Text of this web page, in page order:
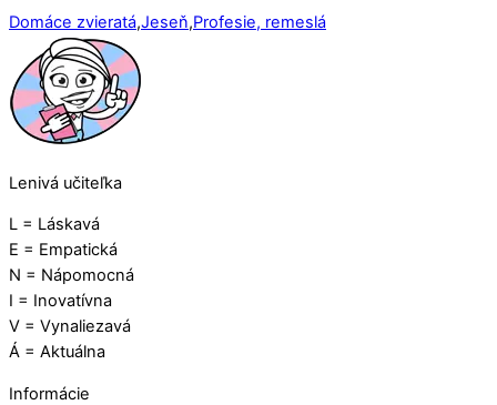
Domáce zvieratá,Jeseň,Profesie, remeslá
Lenivá učiteľka
L = Láskavá
E = Empatická
N = Nápomocná
I = Inovatívna
V = Vynaliezavá
Á = Aktuálna
Informácie